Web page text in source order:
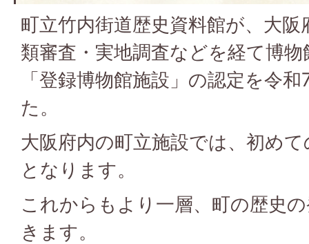
町立竹内街道歴史資料館が、大
類審査・実地調査などを経て博
「登録博物館施設」の認定を令
た。
大阪府内の町立施設では、初め
となります。
これからもより一層、町の歴史
きます。